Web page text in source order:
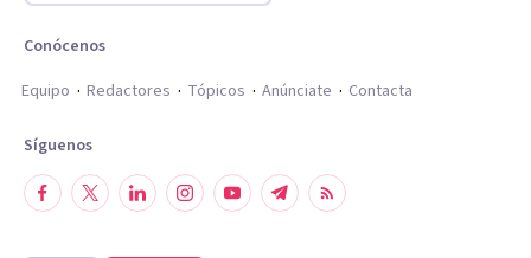
Conócenos
Equipo
Redactores Tópicos Anúnciate Contacta
Síguenos